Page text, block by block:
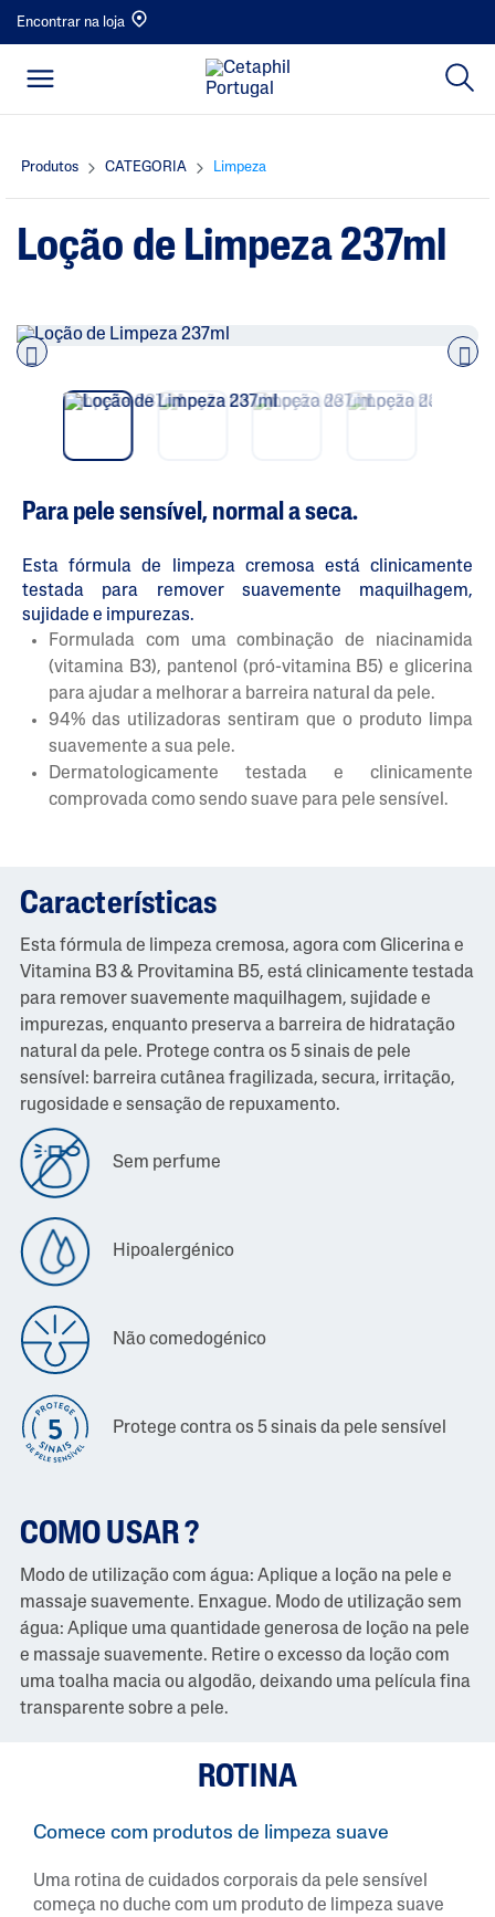
Encontrar na loja
Produtos CATEGORIA Limpeza
Loção de Limpeza 237ml
Para pele sensível, normal a seca.
Esta fórmula de limpeza cremosa está clinicamente
testada para remover suavemente maquilhagem,
sujidade e impurezas.
Formulada com uma combinação de niacinamida
(vitamina B3), pantenol (pró-vitamina B5) e glicerina
para ajudar a melhorar a barreira natural da pele.
94% das utilizadoras sentiram que o produto limpa
suavemente a sua pele.
Dermatologicamente testada e clinicamente
comprovada como sendo suave para pele sensível.
Características
Esta fórmula de limpeza cremosa, agora com Glicerina e
Vitamina B3 & Provitamina B5, está clinicamente testada
para remover suavemente maquilhagem, sujidade e
impurezas, enquanto preserva a barreira de hidratação
natural da pele. Protege contra os 5 sinais de pele
sensível: barreira cutânea fragilizada, secura, irritação,
rugosidade e sensação de repuxamento.
Sem perfume
Hipoalergénico
Não comedogénico
Protege contra os 5 sinais da pele sensível
COMO USAR ?
Modo de utilização com água: Aplique a loção na pele e
massaje suavemente. Enxague. Modo de utilização sem
água: Aplique uma quantidade generosa de loção na pele
e massaje suavemente. Retire o excesso da loção com
uma toalha macia ou algodão, deixando uma película fina
transparente sobre a pele.
ROTINA
Comece com produtos de limpeza suave​
Uma rotina de cuidados corporais da pele sensível
começa no duche com um produto de limpeza suave